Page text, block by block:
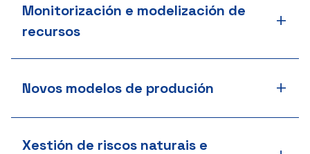
Monitorización e modelización de
recursos
+
Novos modelos de produción +
Xestión de riscos naturais e